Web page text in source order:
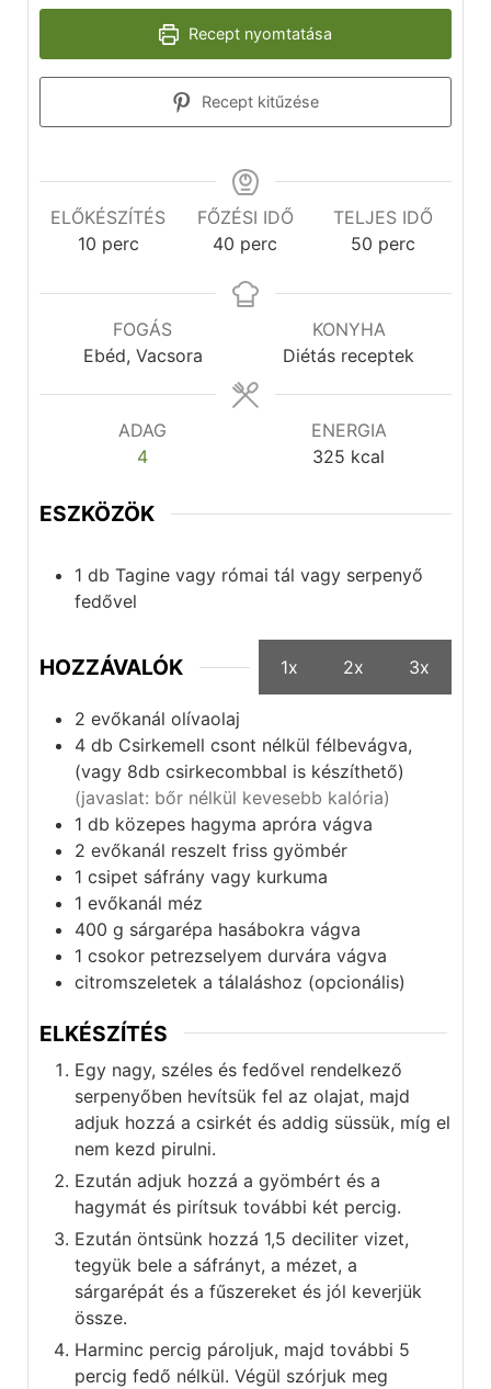
Recept nyomtatása
Recept kitűzése
ELŐKÉSZÍTÉS
10 perc
FŐZÉSI IDŐ
40 perc
TELJES IDŐ
50 perc
FOGÁS
Ebéd, Vacsora
KONYHA
Diétás receptek
ADAG
4
ENERGIA
325 kcal
ESZKÖZÖK
1 db Tagine vagy római tál vagy serpenyő
fedővel
HOZZÁVALÓK 1x 2x 3x
2 evőkanál olívaolaj
4 db Csirkemell csont nélkül félbevágva,
(vagy 8db csirkecombbal is készíthető)
(javaslat: bőr nélkül kevesebb kalória)
1 db közepes hagyma apróra vágva
2 evőkanál reszelt friss gyömbér
1 csipet sáfrány vagy kurkuma
1 evőkanál méz
400 g sárgarépa hasábokra vágva
1 csokor petrezselyem durvára vágva
citromszeletek a tálaláshoz (opcionális)
ELKÉSZÍTÉS
Egy nagy, széles és fedővel rendelkező
serpenyőben hevítsük fel az olajat, majd
adjuk hozzá a csirkét és addig süssük, míg el
nem kezd pirulni.
Ezután adjuk hozzá a gyömbért és a
hagymát és pirítsuk további két percig.
Ezután öntsünk hozzá 1,5 deciliter vizet,
tegyük bele a sáfrányt, a mézet, a
sárgarépát és a fűszereket és jól keverjük
össze.
Harminc percig pároljuk, majd további 5
percig fedő nélkül. Végül szórjuk meg